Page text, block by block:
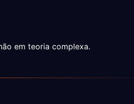
em teoria complexa.